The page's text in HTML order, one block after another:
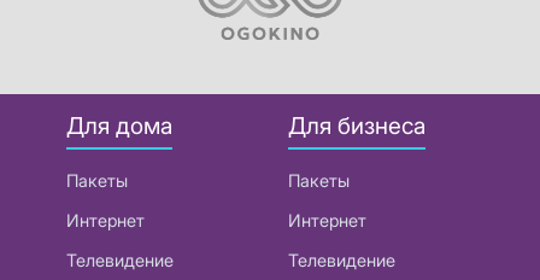
Для дома
Пакеты
Интернет
Телевидение
Для бизнеса
Пакеты
Интернет
Телевидение